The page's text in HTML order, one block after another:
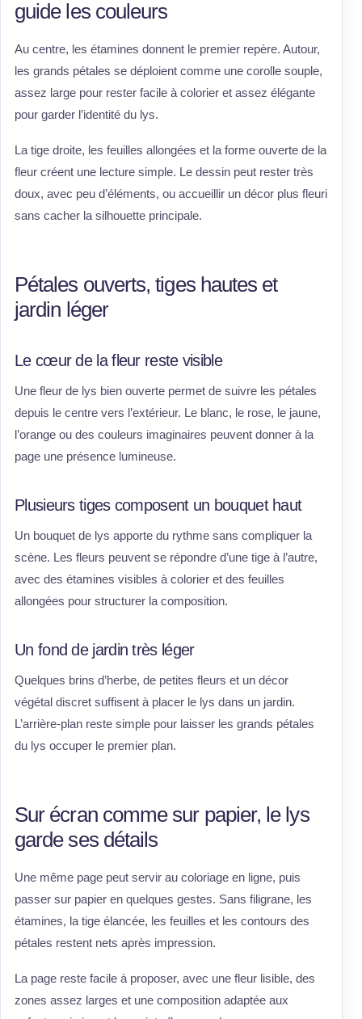
guide les couleurs
Au centre, les étamines donnent le premier repère. Autour,
les grands pétales se déploient comme une corolle souple,
assez large pour rester facile à colorier et assez élégante
pour garder l’identité du lys.
La tige droite, les feuilles allongées et la forme ouverte de la
fleur créent une lecture simple. Le dessin peut rester très
doux, avec peu d’éléments, ou accueillir un décor plus fleuri
sans cacher la silhouette principale.
Pétales ouverts, tiges hautes et
jardin léger
Le cœur de la fleur reste visible
Une fleur de lys bien ouverte permet de suivre les pétales
depuis le centre vers l’extérieur. Le blanc, le rose, le jaune,
l’orange ou des couleurs imaginaires peuvent donner à la
page une présence lumineuse.
Plusieurs tiges composent un bouquet haut
Un bouquet de lys apporte du rythme sans compliquer la
scène. Les fleurs peuvent se répondre d’une tige à l’autre,
avec des étamines visibles à colorier et des feuilles
allongées pour structurer la composition.
Un fond de jardin très léger
Quelques brins d’herbe, de petites fleurs et un décor
végétal discret suffisent à placer le lys dans un jardin.
L’arrière-plan reste simple pour laisser les grands pétales
du lys occuper le premier plan.
Sur écran comme sur papier, le lys
garde ses détails
Une même page peut servir au coloriage en ligne, puis
passer sur papier en quelques gestes. Sans filigrane, les
étamines, la tige élancée, les feuilles et les contours des
pétales restent nets après impression.
La page reste facile à proposer, avec une fleur lisible, des
zones assez larges et une composition adaptée aux